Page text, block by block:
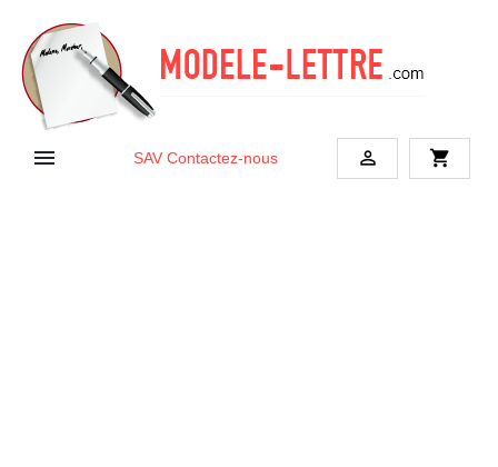
 SAV Contactez-nous  shopping_cart